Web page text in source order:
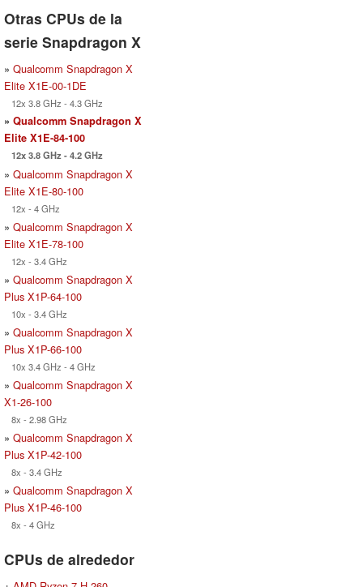
Otras CPUs de la
serie Snapdragon X
» Qualcomm Snapdragon X
Elite X1E-00-1DE
12x 3.8 GHz - 4.3 GHz
» Qualcomm Snapdragon X
Elite X1E-84-100
12x 3.8 GHz - 4.2 GHz
» Qualcomm Snapdragon X
Elite X1E-80-100
12x - 4 GHz
» Qualcomm Snapdragon X
Elite X1E-78-100
12x - 3.4 GHz
» Qualcomm Snapdragon X
Plus X1P-64-100
10x - 3.4 GHz
» Qualcomm Snapdragon X
Plus X1P-66-100
10x 3.4 GHz - 4 GHz
» Qualcomm Snapdragon X
X1-26-100
8x - 2.98 GHz
» Qualcomm Snapdragon X
Plus X1P-42-100
8x - 3.4 GHz
» Qualcomm Snapdragon X
Plus X1P-46-100
8x - 4 GHz
CPUs de alrededor